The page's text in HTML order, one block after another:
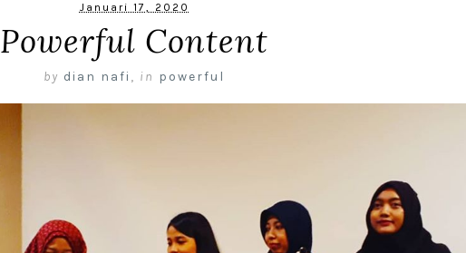
Januari 17, 2020
Powerful Content
by dian nafi , in powerful